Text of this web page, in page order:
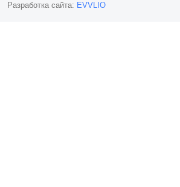
Разработка сайта: EVVLIO